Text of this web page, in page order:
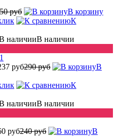
руб
В корзину
К
В наличии
руб290 руб
В
К
В наличии
руб240 руб
В